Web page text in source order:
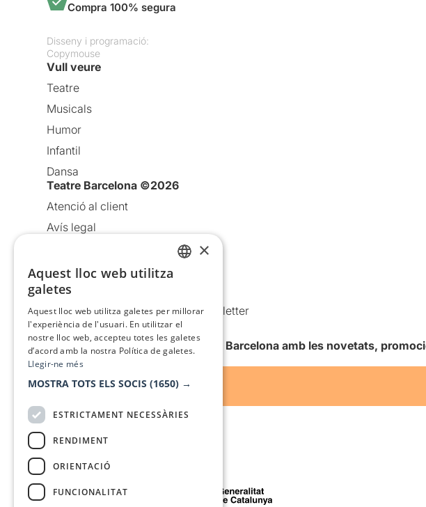
Compra 100% segura
Disseny i programació:
Copymouse
Vull veure
Teatre
Musicals
Humor
Infantil
Dansa
Teatre Barcelona ©2026
Atenció al client
Avís legal
Política de cookies
Condicions d’ús
Comunicacions comercials i Newsletter
Anuncia’t
Vull rebre la newsletter de Teatre Barcelona amb les novetats,
Amb el suport de
×
Aquest lloc web utilitza
galetes
Aquest lloc web utilitza galetes per millorar
l'experiència de l'usuari. En utilitzar el
nostre lloc web, accepteu totes les galetes
d’acord amb la nostra Política de galetes.
Llegir-ne més
MOSTRA TOTS ELS SOCIS (1650) →
ESTRICTAMENT NECESSÀRIES
RENDIMENT
ORIENTACIÓ
FUNCIONALITAT